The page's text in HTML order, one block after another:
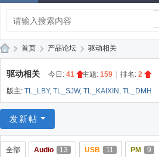
论
坛
» 首页 › 产品论坛 › 驱动相关
驱动相关 今日: 41 | 主题: 159 排名: 2
版主: TL_LBY, TL_SJW, TL_KAIXIN , TL_DMH
发新帖
全部 Audio 13 USB 11 PM 9